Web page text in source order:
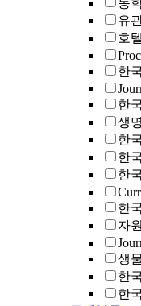
동
유
호
한
한
생
한
한
한
한
자
생
한
한